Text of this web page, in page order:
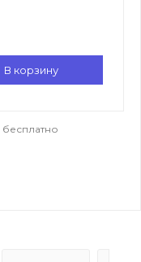
В корзину